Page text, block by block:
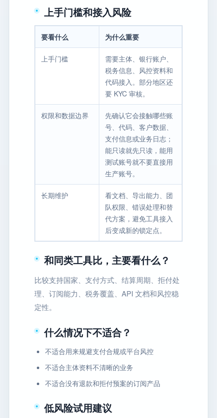
上手门槛和接入风险
要看什么 为什么重要
上手门槛
需要主体、银行账户、
税务信息、风控资料和
代码接入。部分地区还
要 KYC 审核。
权限和数据边界
先确认它会接触哪些账
号、代码、客户数据、
支付信息或业务日志；
能只读就先只读，能用
测试账号就不要直接用
生产账号。
长期维护
看文档、导出能力、团
队权限、错误处理和替
代方案，避免工具接入
后变成新的锁定点。
和同类工具比，主要看什么？
比较支持国家、支付方式、结算周期、拒付处
理、订阅能力、税务覆盖、API 文档和风控稳
定性。
什么情况下不适合？
不适合用来规避支付合规或平台风控
不适合主体资料不清晰的业务
不适合没有退款和拒付预案的订阅产品
低风险试用建议